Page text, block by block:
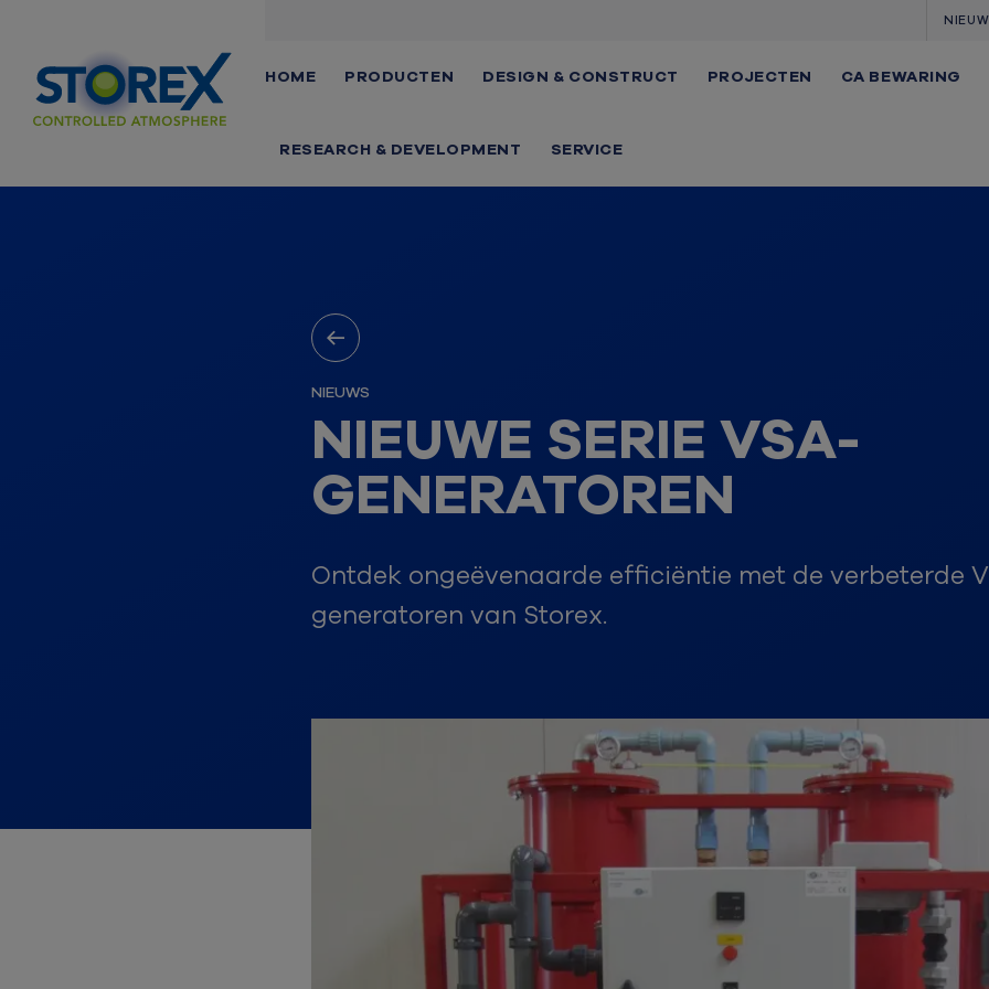
HOME PRODUCTEN DESIGN & CONSTRUCT PROJECTEN CA BEWARING
RESEARCH & DEVELOPMENT SERVICE
NIEUWS
NIEUWE SERIE VSA-
GENERATOREN
Ontdek ongeëvenaarde efficiëntie met de verbeterde
generatoren van Storex.